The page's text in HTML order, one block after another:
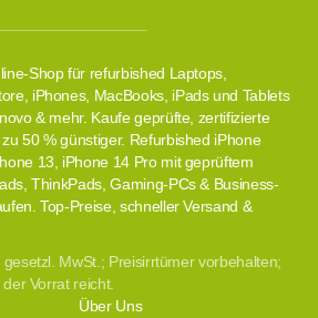
Shop für refurbished Laptops,
iPhones, MacBooks, iPads und Tablets
& mehr. Kaufe geprüfte, zertifizierte
50 % günstiger. Refurbished iPhone
13, iPhone 14 Pro mit geprüftem
ThinkPads, Gaming-PCs & Business-
Top-Preise, schneller Versand &
MwSt.; Preisirrtümer vorbehalten;
Vorrat reicht.
Über Uns